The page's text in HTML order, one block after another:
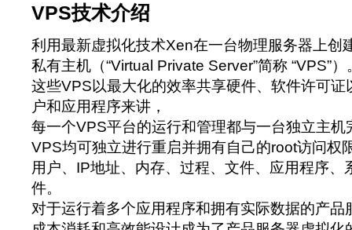
VPS技术介绍
利用最新虚拟化技术Xen在一台物理服务器上创
私有主机（“Virtual Private Server”简称 “VPS”）
这些VPS以最大化的效率共享硬件、软件许可证
户和应用程序来讲，
每一个VPS平台的运行和管理都与一台独立主机
VPS均可独立进行重启并拥有自己的root访问权
用户、IP地址、内存、过程、文件、应用程序、
件。
对于运行着多个应用程序和拥有实际数据的产品